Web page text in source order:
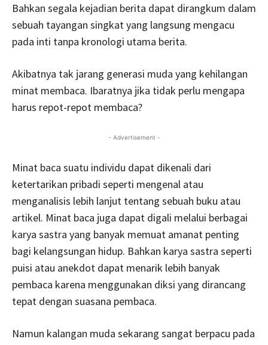
Bahkan segala kejadian berita dapat dirangkum dalam
sebuah tayangan singkat yang langsung mengacu
pada inti tanpa kronologi utama berita.
Akibatnya tak jarang generasi muda yang kehilangan
minat membaca. Ibaratnya jika tidak perlu mengapa
harus repot-repot membaca?
- Advertisement -
Minat baca suatu individu dapat dikenali dari
ketertarikan pribadi seperti mengenal atau
menganalisis lebih lanjut tentang sebuah buku atau
artikel. Minat baca juga dapat digali melalui berbagai
karya sastra yang banyak memuat amanat penting
bagi kelangsungan hidup. Bahkan karya sastra seperti
puisi atau anekdot dapat menarik lebih banyak
pembaca karena menggunakan diksi yang dirancang
tepat dengan suasana pembaca.
Namun kalangan muda sekarang sangat berpacu pada